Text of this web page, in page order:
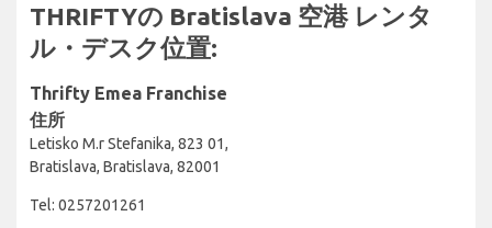
THRIFTYの Bratislava 空港 レンタ
ル・デスク位置:
Thrifty Emea Franchise
住所
Letisko M.r Stefanika, 823 01,
Bratislava, Bratislava, 82001
Tel: 0257201261